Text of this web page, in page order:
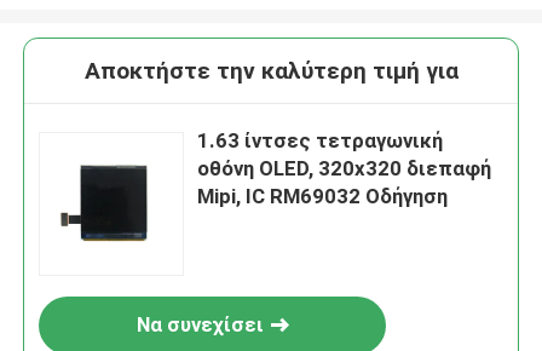
Αποκτήστε την καλύτερη τιμή για
1.63 ίντσες τετραγωνική
οθόνη OLED, 320x320 διεπαφή
Mipi, IC RM69032 Οδήγηση
Να συνεχίσει